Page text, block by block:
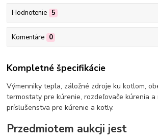
Hodnotenie 5
Komentáre 0
Kompletné špecifikácie
Výmenniky tepla, záložné zdroje ku kotlom,
termostaty pre kúrenie, rozdeľovače kúrenia a
príslušenstva pre kúrenie a kotly.
Przedmiotem aukcji jest